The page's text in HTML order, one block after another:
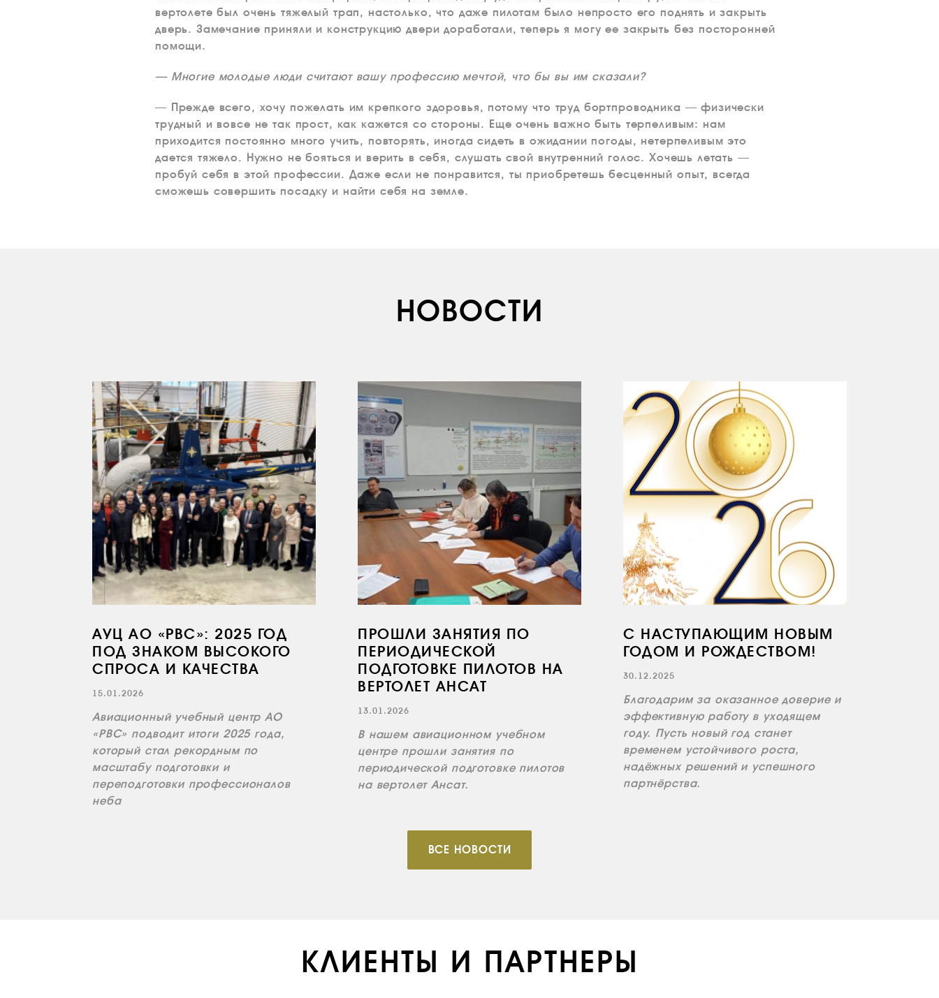
вертолете был очень тяжелый трап, настолько, что даже пилотам было непросто его поднять и закрыть
дверь. Замечание приняли и конструкцию двери доработали, теперь я могу ее закрыть без посторонней
помощи.
— Многие молодые люди считают вашу профессию мечтой, что бы вы им сказали?
— Прежде всего, хочу пожелать им крепкого здоровья, потому что труд бортпроводника — физически
трудный и вовсе не так прост, как кажется со стороны. Еще очень важно быть терпеливым: нам
приходится постоянно много учить, повторять, иногда сидеть в ожидании погоды, нетерпеливым это
дается тяжело. Нужно не бояться и верить в себя, слушать свой внутренний голос. Хочешь летать —
пробуй себя в этой профессии. Даже если не понравится, ты приобретешь бесценный опыт, всегда
сможешь совершить посадку и найти себя на земле.
НОВОСТИ
АУЦ АО «РВС»: 2025 ГОД
ПОД ЗНАКОМ ВЫСОКОГО
СПРОСА И КАЧЕСТВА
15.01.2026
Авиационный учебный центр АО
«РВС» подводит итоги 2025 года,
который стал рекордным по
масштабу подготовки и
переподготовки профессионалов
неба
ПРОШЛИ ЗАНЯТИЯ ПО
ПЕРИОДИЧЕСКОЙ
ПОДГОТОВКЕ ПИЛОТОВ НА
ВЕРТОЛЕТ АНСАТ
13.01.2026
В нашем авиационном учебном
центре прошли занятия по
периодической подготовке пилотов
на вертолет Ансат.
С НАСТУПАЮЩИМ НОВЫМ
ГОДОМ И РОЖДЕСТВОМ!
30.12.2025
Благодарим за оказанное доверие и
эффективную работу в уходящем
году. Пусть новый год станет
временем устойчивого роста,
надёжных решений и успешного
партнёрства.
ВСЕ НОВОСТИ
КЛИЕНТЫ И ПАРТНЕРЫ